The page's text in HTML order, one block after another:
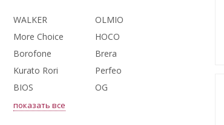
WALKER
OLMIO
More Choice
HOCO
Borofone
Brera
Kurato Rori
Perfeo
BIOS
OG
показать все